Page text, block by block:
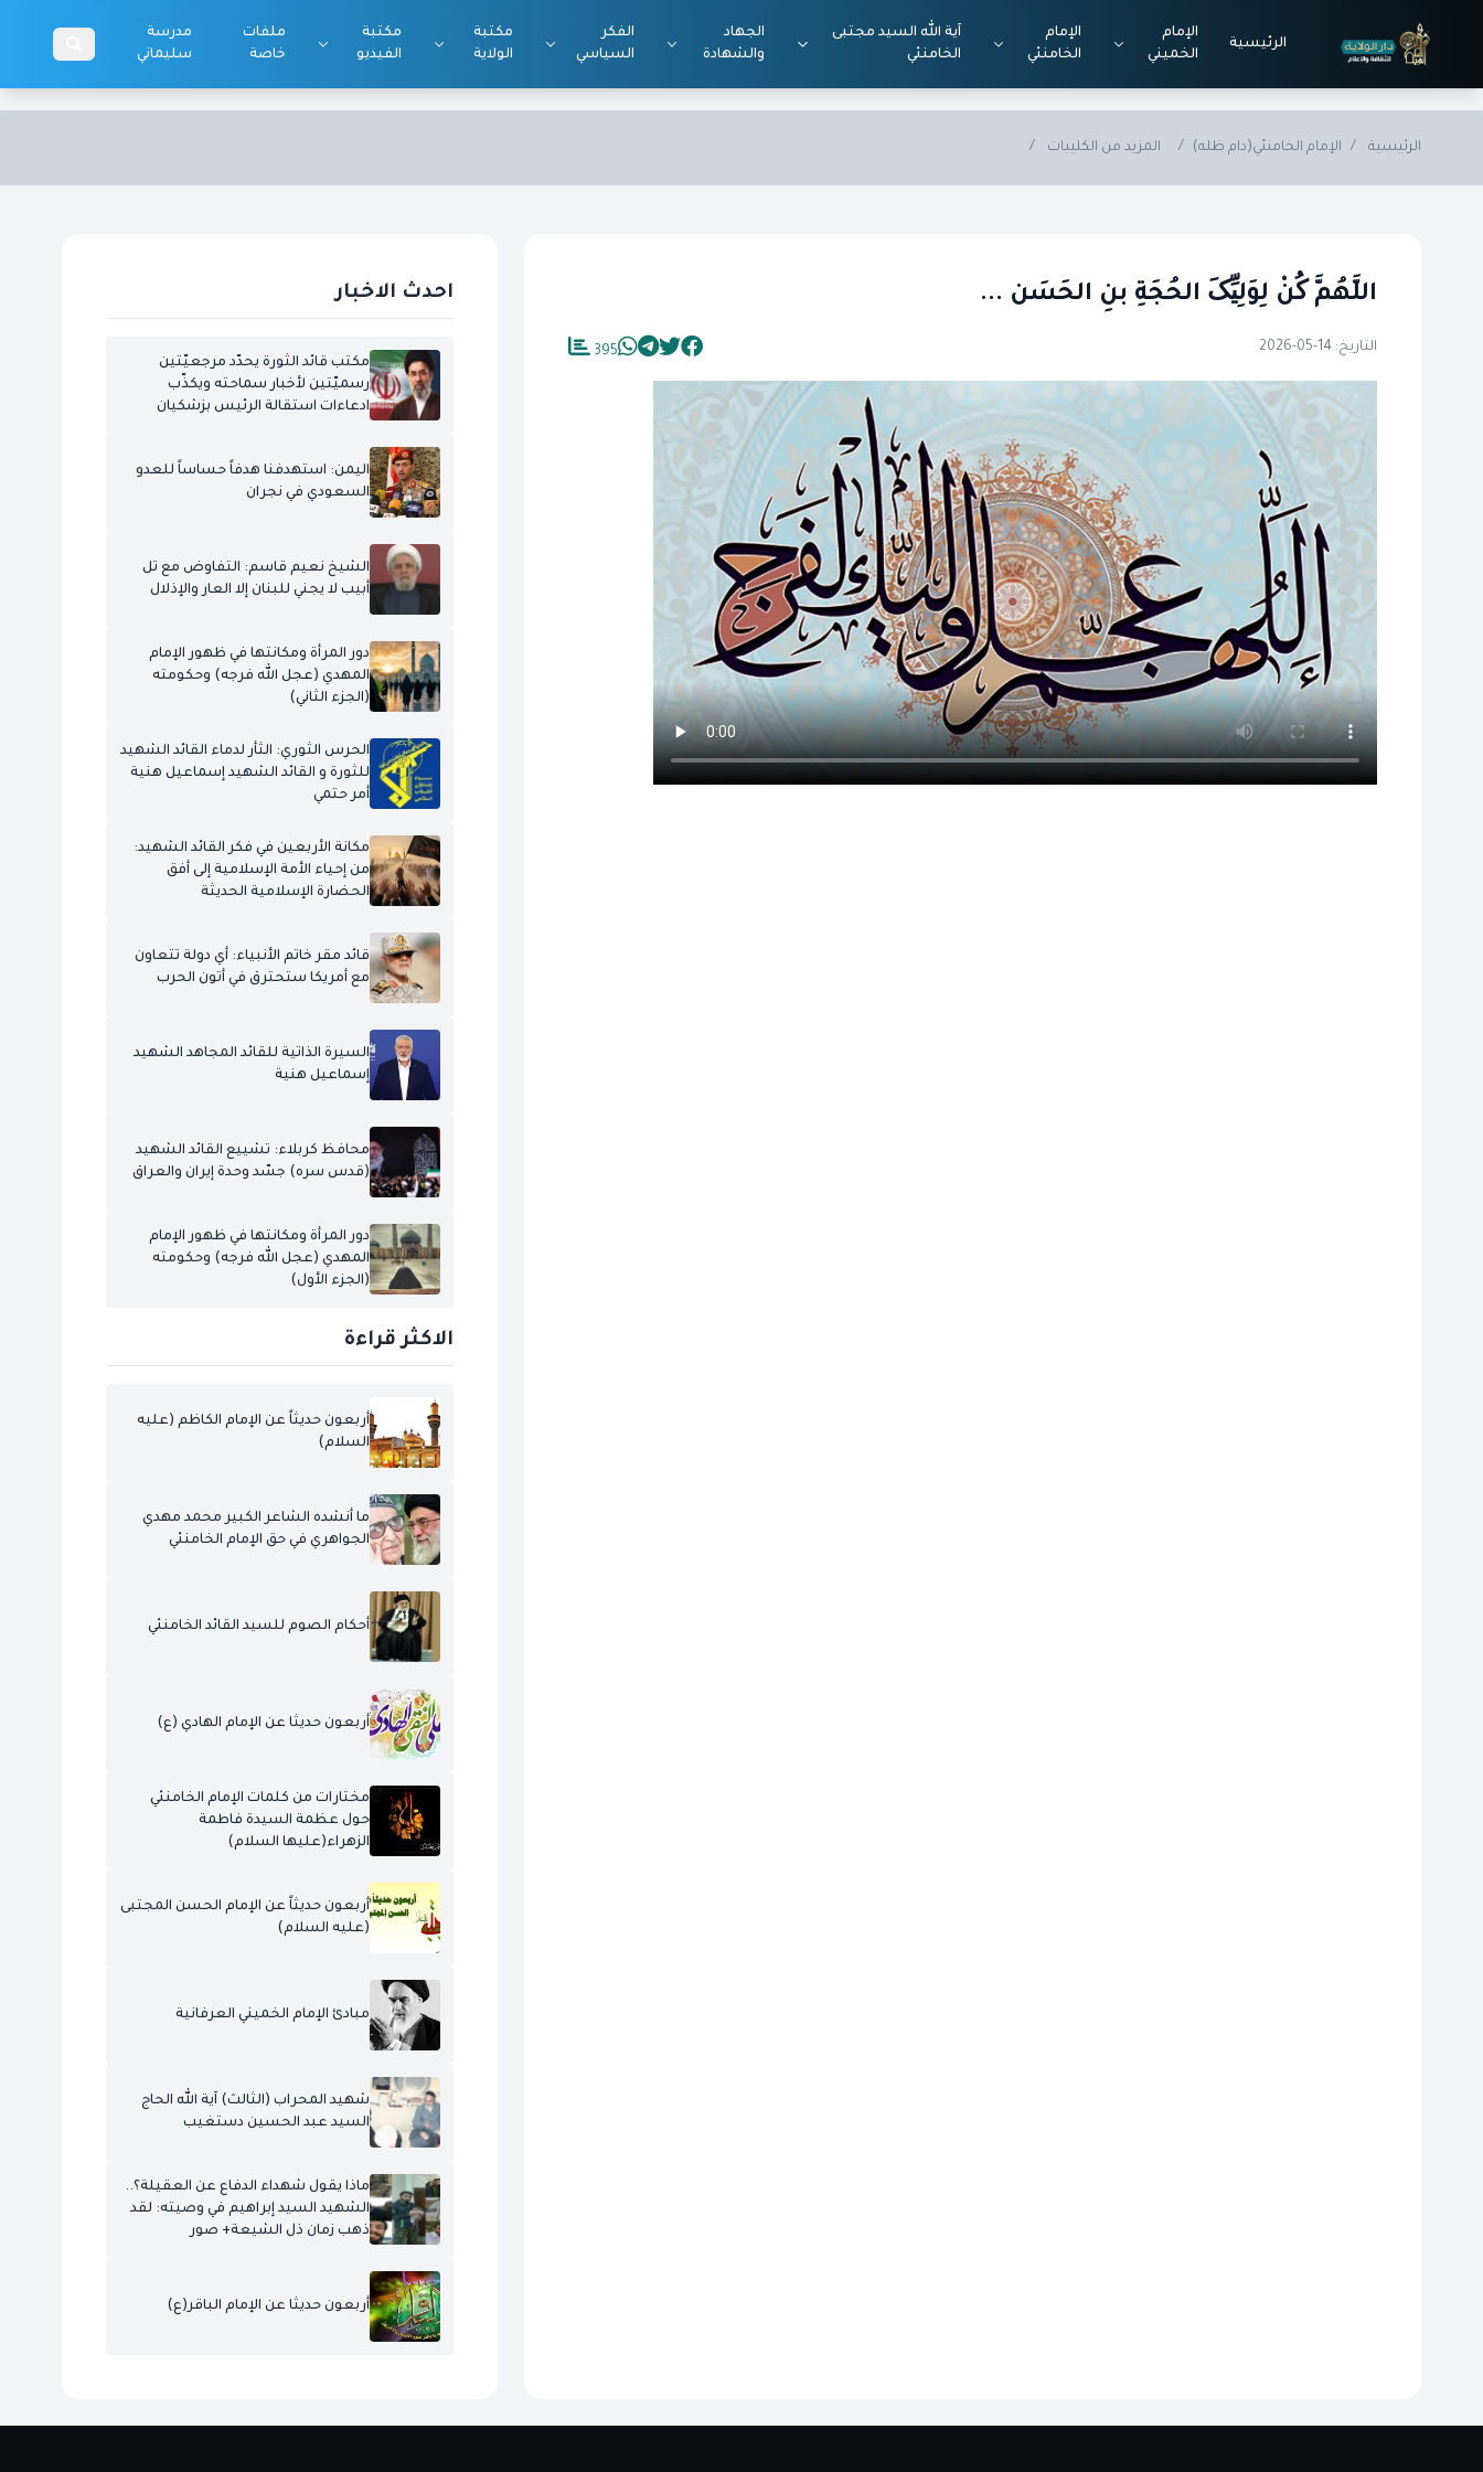
الرئيسية
الإمام
الخميني
الإمام
الخامنئي
آية الله السيد مجتبى
الخامنئي
الجهاد
والشهادة
الفكر
السياسي
مكتبة
الولاية
مكتبة
الفيديو
ملفات
خاصة
مدرسة
سليماني
الرئيسية / الإمام الخامنئي(دام ظله) / المزيد من الكليبات /
اللَّهُمَّ کُنْ لِوَلِیِّکَ الحُجَةِ بنِ الحَسَن ...
التاريخ: 14-05-2026 395
احدث الاخبار
مكتب قائد الثورة يحدّد مرجعيّتين
رسميّتين لأخبار سماحته ويكذّب
ادعاءات استقالة الرئيس بزشكيان
اليمن: استهدفنا هدفاً حساساً للعدو
السعودي في نجران
الشيخ نعيم قاسم: التفاوض مع تل
أبيب لا يجني للبنان إلا العار والإذلال
دور المرأة ومكانتها في ظهور الإمام
المهدي (عجل الله فرجه) وحكومته
(الجزء الثاني)
الحرس الثوري: الثأر لدماء القائد الشهيد
للثورة و القائد الشهيد إسماعيل هنية
أمر حتمي
مكانة الأربعين في فكر القائد الشهيد:
من إحياء الأمة الإسلامية إلى أفق
الحضارة الإسلامية الحديثة
قائد مقر خاتم الأنبياء: أي دولة تتعاون
مع أمريكا ستحترق في أتون الحرب
السيرة الذاتية للقائد المجاهد الشهيد
إسماعيل هنية
محافظ كربلاء: تشييع القائد الشهيد
(قدس سره) جسّد وحدة إيران والعراق
دور المرأة ومكانتها في ظهور الإمام
المهدي (عجل الله فرجه) وحكومته
(الجزء الأول)
الاكثر قراءة
أربعون حديثاً عن الإمام الكاظم (عليه
السلام)
ما أنشده الشاعر الكبير محمد مهدي
الجواهري في حق الإمام الخامنئي
أحكام الصوم للسيد القائد الخامنئي
أربعون حديثا عن الإمام الهادي (ع)
مختارات من كلمات الإمام الخامنئي
حول عظمة السيدة فاطمة
الزهراء(عليها السلام)
أربعون حديثاً عن الإمام الحسن المجتبى
(عليه السلام)
مبادئ الإمام الخميني العرفانية
شهيد المحراب (الثالث) آية الله الحاج
السيد عبد الحسين دستغيب
ماذا يقول شهداء الدفاع عن العقيلة؟..
الشهيد السيد إبراهيم في وصيته: لقد
ذهب زمان ذل الشيعة+ صور
أربعون حديثا عن الإمام الباقر(ع)